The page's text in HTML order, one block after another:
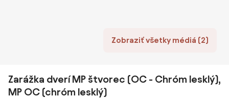
Zobraziť všetky médiá (2)
Zarážka dverí MP štvorec (OC - Chróm lesklý),
MP OC (chróm lesklý)